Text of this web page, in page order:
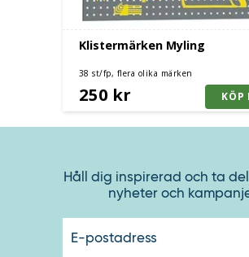
Klistermärken Myling
38 st/fp, flera olika märken
250 kr
Håll dig inspirerad och ta
nyheter och